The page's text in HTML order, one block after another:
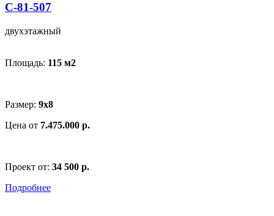
С-81-507
двухэтажный
Площадь: 115 м2
Размер: 9х8
Цена от 7.475.000 р.
Проект от: 34 500 р.
Подробнее